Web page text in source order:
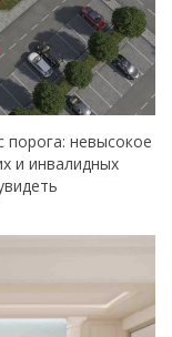
порога: невысокое
и инвалидных